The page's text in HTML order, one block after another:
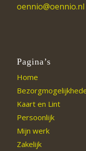
oennio@oennio.nl
Pagina’s
Home
Kaart en Lint
Persoonlijk
Mijn werk
Zakelijk